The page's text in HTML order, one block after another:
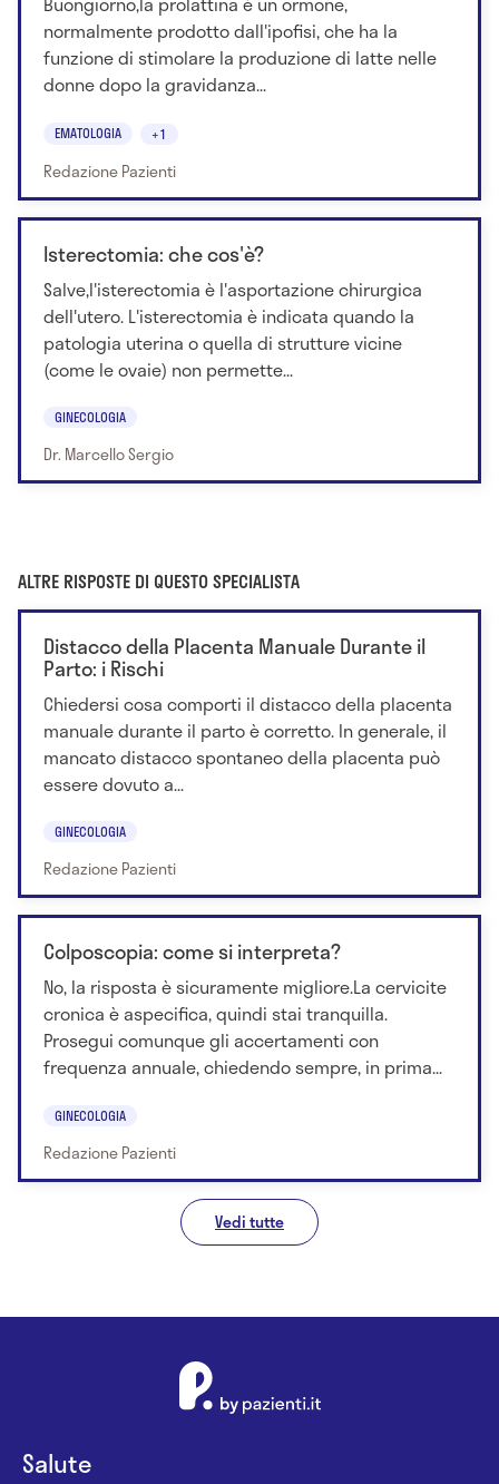
normalmente prodotto dall'ipofisi, che ha la
funzione di stimolare la produzione di latte nelle
donne dopo la gravidanza...
EMATOLOGIA +1
Redazione Pazienti
Isterectomia: che cos'è?
Salve,l'isterectomia è l'asportazione chirurgica
dell'utero. L'isterectomia è indicata quando la
patologia uterina o quella di strutture vicine
(come le ovaie) non permette...
GINECOLOGIA
Dr. Marcello Sergio
ALTRE RISPOSTE DI QUESTO SPECIALISTA
Distacco della Placenta Manuale Durante il
Parto: i Rischi
Chiedersi cosa comporti il distacco della placenta
manuale durante il parto è corretto. In generale, il
mancato distacco spontaneo della placenta può
essere dovuto a...
GINECOLOGIA
Redazione Pazienti
Colposcopia: come si interpreta?
No, la risposta è sicuramente migliore.La cervicite
cronica è aspecifica, quindi stai tranquilla.
Prosegui comunque gli accertamenti con
frequenza annuale, chiedendo sempre, in prima...
GINECOLOGIA
Redazione Pazienti
Vedi tutte
Salute